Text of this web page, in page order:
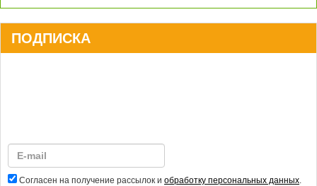
ПОДПИСКА
Согласен на получение рассылок и обработку персональных данных